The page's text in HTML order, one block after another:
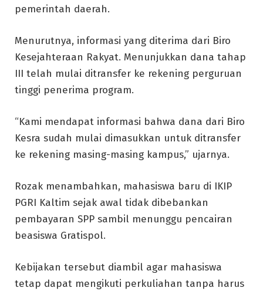
pemerintah daerah.
Menurutnya, informasi yang diterima dari Biro
Kesejahteraan Rakyat. Menunjukkan dana tahap
III telah mulai ditransfer ke rekening perguruan
tinggi penerima program.
“Kami mendapat informasi bahwa dana dari Biro
Kesra sudah mulai dimasukkan untuk ditransfer
ke rekening masing-masing kampus,” ujarnya.
Rozak menambahkan, mahasiswa baru di IKIP
PGRI Kaltim sejak awal tidak dibebankan
pembayaran SPP sambil menunggu pencairan
beasiswa Gratispol.
Kebijakan tersebut diambil agar mahasiswa
tetap dapat mengikuti perkuliahan tanpa harus